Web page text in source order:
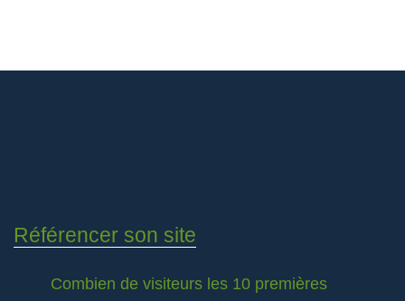
Référencer son site
Combien de visiteurs les 10 premières